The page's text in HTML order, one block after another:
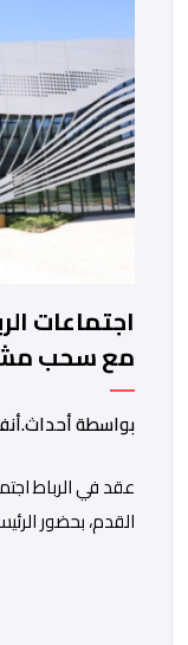
الغامبي، حيث
اجتماعات
مع سحب
بواسطة
عقد في الرباط
القدم، بحضور